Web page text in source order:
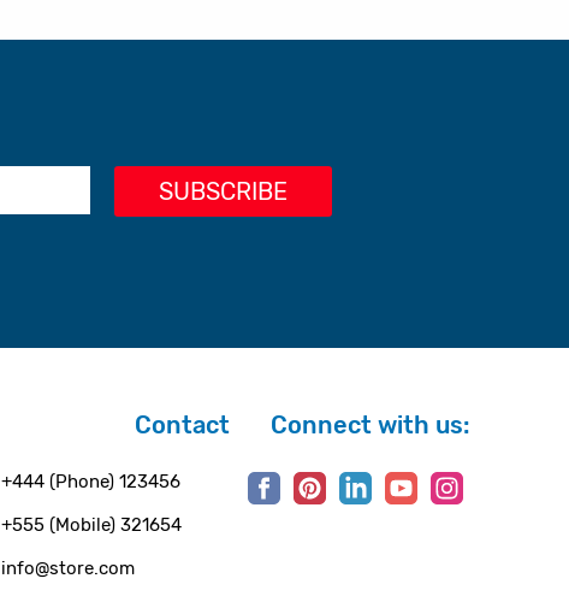
Contact
+444 (Phone) 123456
+555 (Mobile) 321654
info@store.com
Connect with us: